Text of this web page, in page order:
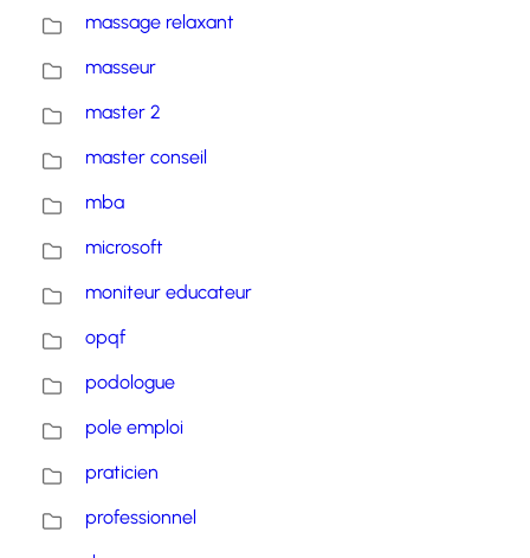
massage relaxant
masseur
master 2
master conseil
mba
microsoft
moniteur educateur
opqf
podologue
pole emploi
praticien
professionnel